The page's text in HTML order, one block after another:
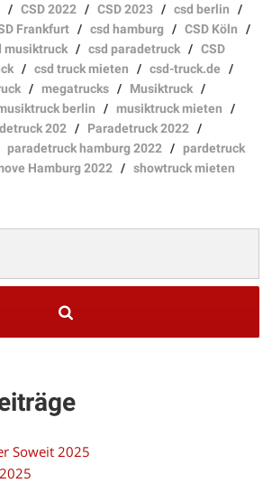
/CSD 2022 /CSD 2023 /csd berlin /
Frankfurt /csd hamburg /CSD Köln /
musiktruck /csd paradetruck /CSD
/csd truck mieten /csd-truck.de /
/megatrucks / Musiktruck /
berlin /musiktruck mieten /
202 / Paradetruck 2022 /
paradetruck hamburg 2022 /pardetruck
Hamburg 2022 /showtruck mieten
Soweit 2025